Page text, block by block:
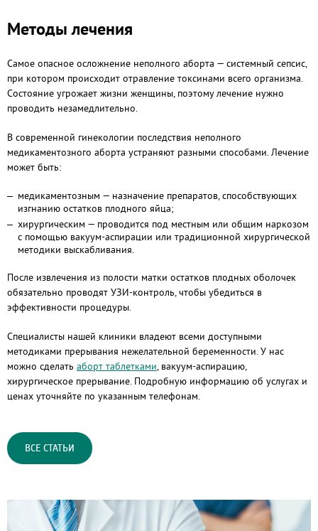
Методы лечения
Самое опасное осложнение неполного аборта — системный сепсис,
при котором происходит отравление токсинами всего организма.
Состояние угрожает жизни женщины, поэтому лечение нужно
проводить незамедлительно.
В современной гинекологии последствия неполного
медикаментозного аборта устраняют разными способами. Лечение
может быть:
медикаментозным — назначение препаратов, способствующих
изгнанию остатков плодного яйца;
хирургическим — проводится под местным или общим наркозом
с помощью вакуум-аспирации или традиционной хирургической
методики выскабливания.
После извлечения из полости матки остатков плодных оболочек
обязательно проводят УЗИ-контроль, чтобы убедиться в
эффективности процедуры.
Специалисты нашей клиники владеют всеми доступными
методиками прерывания нежелательной беременности. У нас
можно сделать аборт таблетками, вакуум-аспирацию,
хирургическое прерывание. Подробную информацию об услугах и
ценах уточняйте по указанным телефонам.
ВСЕ СТАТЬИ